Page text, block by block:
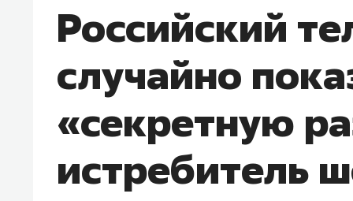
Российский
случайно
«секретную
истребитель
правил, бизнес может
потерять минимум
полгода»
Как бизнесу выйти на зарубежные
чем интересен Оман?